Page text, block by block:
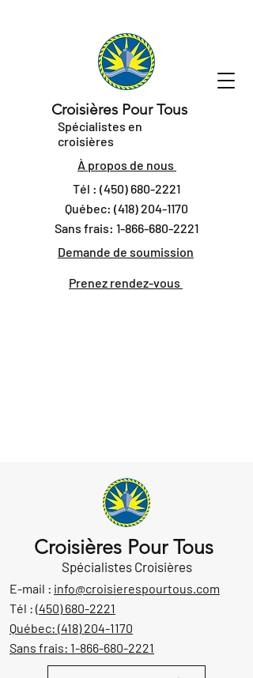
Croisières Pour Tous
Spécialistes en
croisières
À propos de nous
Tél : (450) 680-2221
Québec: (418) 204-1170
Sans frais: 1-866-680-2221
Demande de soumission
Prenez rendez-vous
Croisières Pour Tous
Spécialistes Croisières
E-mail : info@croisierespourtous.com
Tél : (450) 680-2221
Québec: (418) 204-1170
Sans frais: 1-866-680-2221